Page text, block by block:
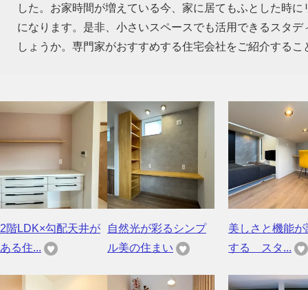
した。お家時間が増えている今、家に居てもふとした時
になります。是非、小さいスペースでも活用できるスタ
しょうか。専門家がおすすめする住宅会社をご紹介するこ
2階LDK×勾配天井が
ある住...
自然光が彩るシンプ
ル美の住まい
美しさと機能が
する スタ...